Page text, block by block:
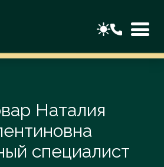
Наталия
специалист